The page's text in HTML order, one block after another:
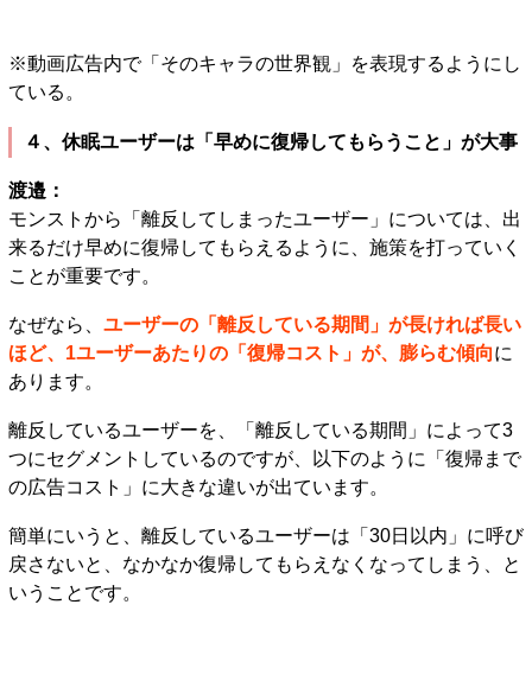
※動画広告内で「そのキャラの世界観」を表現するようにし
ている。
４、休眠ユーザーは「早めに復帰してもらうこと」が大事
渡邉：
モンストから「離反してしまったユーザー」については、出
来るだけ早めに復帰してもらえるように、施策を打っていく
ことが重要です。
なぜなら、 ユーザーの「離反している期間」が長ければ長い
ほど、1ユーザーあたりの「復帰コスト」が、膨らむ傾向に
あります。
離反しているユーザーを、「離反している期間」によって3
つにセグメントしているのですが、以下のように「復帰まで
の広告コスト」に大きな違いが出ています。
簡単にいうと、離反しているユーザーは「30日以内」に呼び
戻さないと、なかなか復帰してもらえなくなってしまう、と
いうことです。